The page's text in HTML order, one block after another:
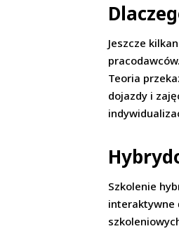
Jeszcze
Teoria
dojazdy i
Szkolenie
interaktywne